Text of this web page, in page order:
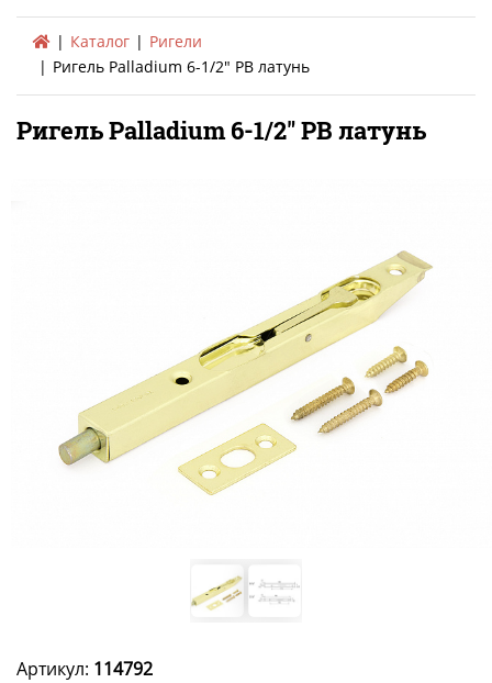
Каталог
Ригели
Ригель Palladium 6-1/2" PB латунь
Ригель Palladium 6-1/2" PB латунь
Артикул: 114792